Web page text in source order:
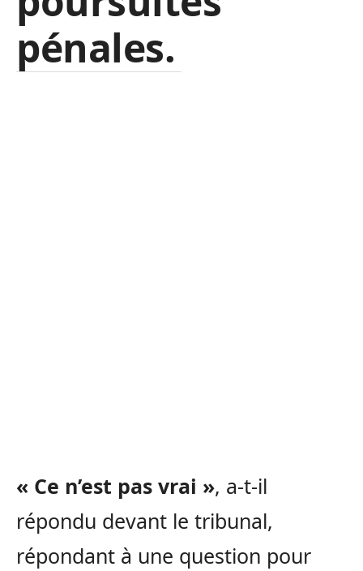
pénales.
« Ce n’est pas vrai », a-t-il
répondu devant le tribunal,
répondant à une question pour